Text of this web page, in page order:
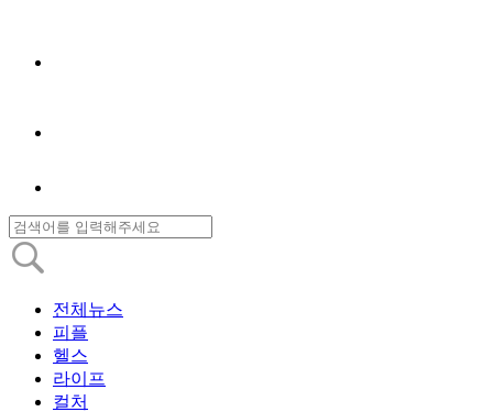
전체뉴스
피플
헬스
라이프
컬처